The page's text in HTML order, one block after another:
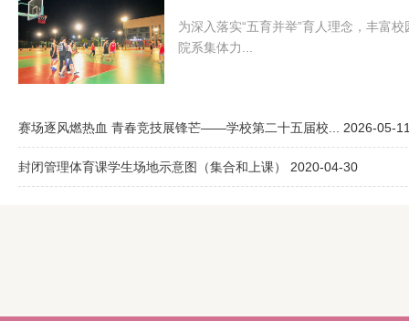
为深入落实“五育并举”育人理念，丰富
院系集体力...
赛场逐风燃热血 青春竞技展锋芒——学校第二十五届校... 2026-05-
封闭管理体育课学生场地示意图（集合和上课） 2020-04-30